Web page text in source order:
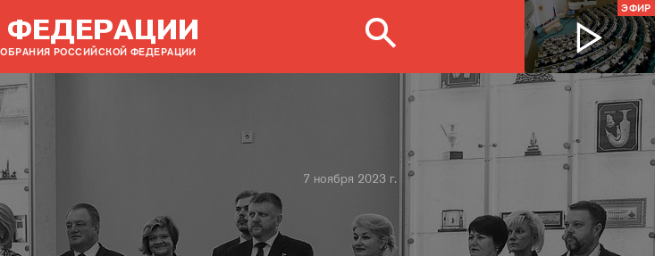
ФЕДЕРАЦИИ
РОССИЙСКОЙ ФЕДЕРАЦИИ
ЭФИР
7 ноября 2023 г.